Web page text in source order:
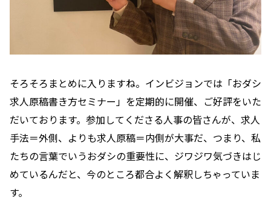
そろそろまとめに入りますね。インビジョンでは「おダシ
求人原稿書き方セミナー」を定期的に開催、ご好評をいた
だいております。参加してくださる人事の皆さんが、求人
手法＝外側、よりも求人原稿＝内側が大事だ、つまり、私
たちの言葉でいうおダシの重要性に、ジワジワ気づきはじ
めているんだと、今のところ都合よく解釈しちゃっていま
す。